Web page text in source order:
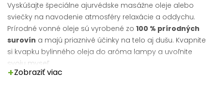
Vyskúšajte špeciálne ajurvédske masážne oleje alebo
sviečky na navodenie atmosféry relaxácie a oddychu.
Prírodné vonné oleje sú vyrobené zo 100 % prírodných
surovín a majú priaznivé účinky na telo aj dušu. Kvapnite
si kvapku bylinného oleja do aróma lampy a uvoľnite
svoju myseľ.
+Zobraziť viac